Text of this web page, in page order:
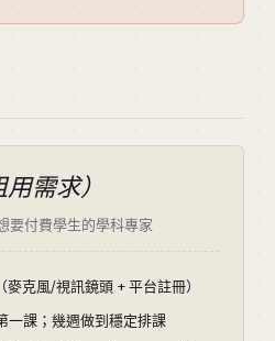
需求）
要付費學生的學科專家
克風/視訊鏡頭 + 平台註冊）
一課；幾週做到穩定排課